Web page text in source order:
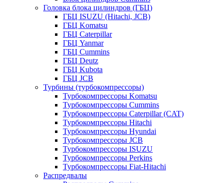
Головка блока цилиндров (ГБЦ)
ГБЦ ISUZU (Hitachi, JCB)
ГБЦ Komatsu
ГБЦ Caterpillar
ГБЦ Yanmar
ГБЦ Cummins
ГБЦ Deutz
ГБЦ Kubota
ГБЦ JCB
Турбины (турбокомпрессоры)
Турбокомпрессоры Komatsu
Турбокомпрессоры Cummins
Турбокомпрессоры Caterpillar (CAT)
Турбокомпрессоры Hitachi
Турбокомпрессоры Hyundai
Турбокомпрессоры JCB
Турбокомпрессоры ISUZU
Турбокомпрессоры Perkins
Турбокомпрессоры Fiat-Hitachi
Распредвалы